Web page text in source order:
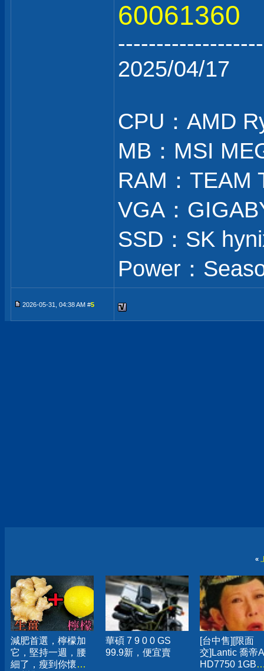
60061360
2025/04/17
CPU：AMD
MB：MSI
RAM：TEAM
VGA：
SSD：SK
Power：
2026-05-31, 04:38 AM #5
«
減肥首選，檸檬加
它，堅持一週，腰
細了，瘦到你懷疑
華碩 7 9 0 0 GS
99.9新，便宜賣
[台中售][限面
交]Lantic 喬帝
HD7750 1GB